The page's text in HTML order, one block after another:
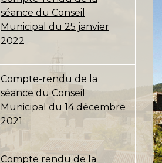
séance du Conseil
Municipal du 25 janvier
2022
Compte-rendu de la
séance du Conseil
Municipal du 14 décembre
2021
Compte rendu de la